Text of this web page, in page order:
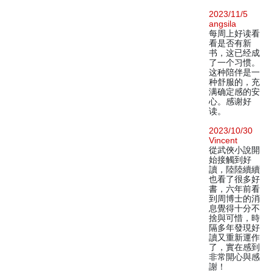
2023/11/5
angsila
每周上好读看
看是否有新
书，这已经成
了一个习惯。
这种陪伴是一
种舒服的，充
满确定感的安
心。感谢好
读。
2023/10/30
Vincent
從武俠小說開
始接觸到好
讀，陸陸續續
也看了很多好
書，六年前看
到周博士的消
息覺得十分不
捨與可惜，時
隔多年發現好
讀又重新運作
了，實在感到
非常開心與感
謝！